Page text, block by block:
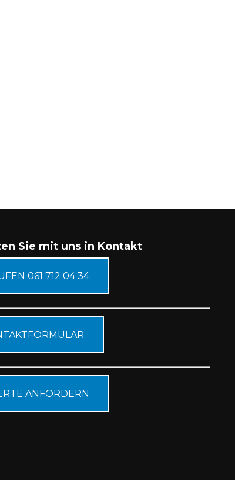
Sie mit uns in Kontakt
061 712 04 34
ANFORDERN